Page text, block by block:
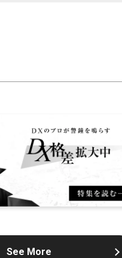
See More